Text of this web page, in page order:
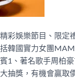
彩娛樂節目、限定
韓國實力女團
1、著名歌手周柏
抽獎，有機會贏取